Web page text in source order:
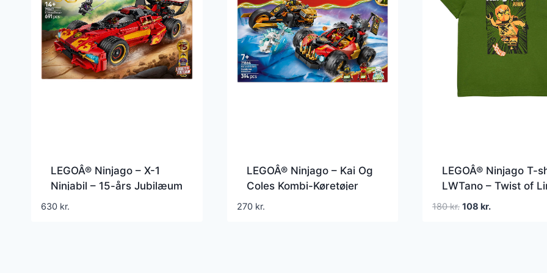
LEGOÂ® Ninjago – X-1
Ninjabil – 15-års Jubilæum
71867 – 691 Dele
630 kr.
LEGOÂ® Ninjago – Kai Og
Coles Kombi-Køretøjer
71864 – 394 Dele
270 kr.
LEGOÂ® Ninjago T-
LWTano – Twist of
180kr. Den
108 kr.Den